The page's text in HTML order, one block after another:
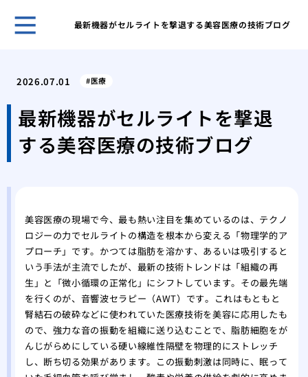
最新機器がセルライトを撃退する美容医療の技術ブログ
の
肌
容
のこ
2026.07.01 医療
最新機器がセルライトを撃退
する美容医療の技術ブログ
美容医療の現場で今、最も熱い注目を集めているのは、テクノ
ロジーの力でセルライトの構造を根本から変える「物理学的ア
プローチ」です。かつては脂肪を溶かす、あるいは吸引すると
いう手法が主流でしたが、最新の技術トレンドは「組織の再
生」と「微小循環の正常化」にシフトしています。その最先端
を行くのが、音響波セラピー（AWT）です。これはもともと
腎結石の破砕などに使われていた医療技術を美容に応用したも
ので、強力な音の振動を組織に送り込むことで、脂肪細胞をが
んじがらめにしている硬い線維性隔壁を物理的にストレッチ
し、断ち切る効果があります。この振動刺激は同時に、眠って